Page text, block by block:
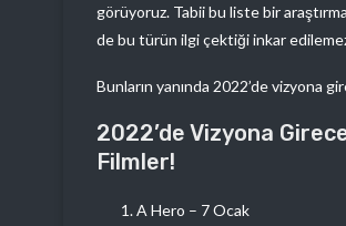
görüyoruz. Tabii bu liste bir
de bu türün ilgi çektiği inkar
Bunların yanında 2022’de vizyona
2022’de Vizyona
Filmler!
A Hero – 7 Ocak